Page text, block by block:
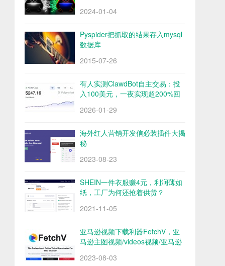
2024-01-04
Pyspider把抓取的结果存入mysql
数据库
2015-07-26
有人实测ClawdBot自主交易：投
入100美元，一夜实现超200%回
2026-01-29
海外红人营销开发信必装插件大揭
秘
2023-08-23
SHEIN一件衣服赚4元，利润薄如
纸，工厂为何还抢着供货？
2021-11-05
亚马逊视频下载利器FetchV，亚
马逊主图视频/videos视频/亚马逊
2023-08-03